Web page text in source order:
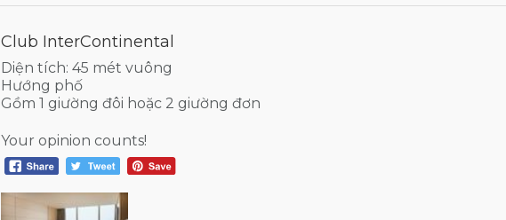
Club InterContinental
Diện tích: 45 mét vuông
Hướng phố
Gồm 1 giường đôi hoặc 2 giường đơn
Your opinion counts!